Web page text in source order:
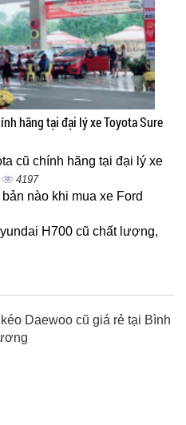
hãng tại đại lý xe Toyota Sure
cũ chính hãng tại đại lý xe
4197
nào khi mua xe Ford
H700 cũ chất lượng,